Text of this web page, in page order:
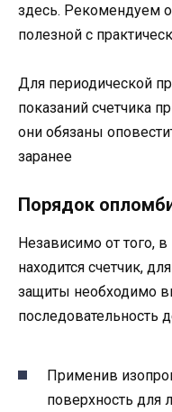
здесь. Рекомендуем
полезной с
Для периодической
показаний счетчика
они обязаны
заранее
Порядок
Независимо от того,
находится счетчик,
защиты необходимо
последовательность
Применив
поверхность для